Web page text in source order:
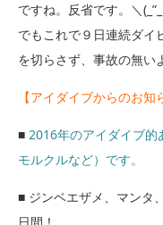
ですね。反省です。＼
でもこれで９日連続ダイ
を切らさず、事故の無い
【アイダイブからのお知
■ 2016年のアイダイブ的
モルクルなど）です。
■ ジンベエザメ、マンタ